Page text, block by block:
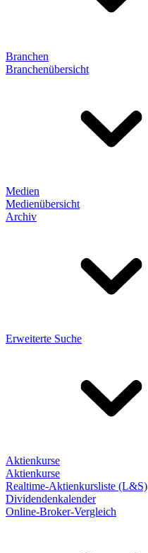
Branchen
Branchenübersicht
Medien
Medienübersicht
Archiv
Erweiterte Suche
Aktienkurse
Aktienkurse
Realtime-Aktienkursliste (L&S)
Dividendenkalender
Online-Broker-Vergleich